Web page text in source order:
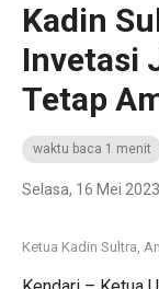
Kadin
Invetasi
Tetap
waktu baca 1 menit
Selasa, 16 Mei
Ketua Kadin Sultra,